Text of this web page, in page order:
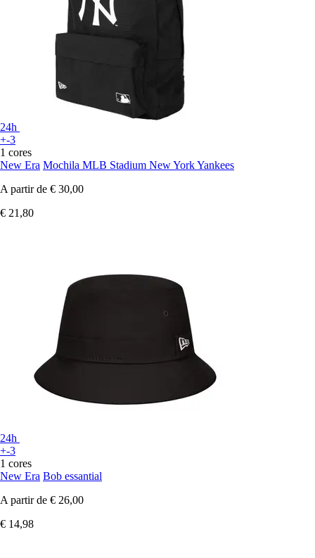
24h
+-3
1 cores
New Era Mochila MLB Stadium New York Yankees
A partir de € 30,00
€ 21,80
24h
+-3
1 cores
New Era Bob essantial
A partir de € 26,00
€ 14,98